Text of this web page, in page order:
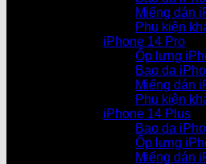
Miếng dán
Phụ kiện
iPhone 14 Pro
Ốp lưng
Bao da
Miếng dán
Phụ kiện
iPhone 14 Plus
Bao da
Ốp lưng
Miếng dán